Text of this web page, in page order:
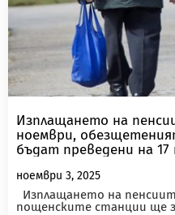
Изплащането на
ноември,
бъдат преведени на 17
ноември 3, 2025
Изплащането на
пощенските станции ще